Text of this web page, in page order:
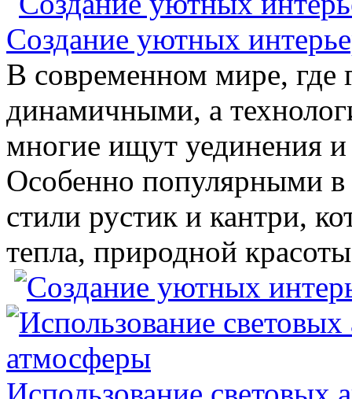
Создание уютных
В современном мире, где
динамичными, а
многие ищут уединения
Особенно популярными в
стили рустик и кантри,
тепла, природной